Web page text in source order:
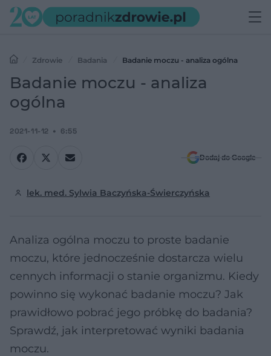
Zdrowie Badania Badanie moczu - analiza ogólna
Badanie moczu - analiza
ogólna
2021-11-12 6:55
Dodaj do Google
lek. med. Sylwia Baczyńska-Świerczyńska
Analiza ogólna moczu to proste badanie
moczu, które jednocześnie dostarcza wielu
cennych informacji o stanie organizmu. Kiedy
powinno się wykonać badanie moczu? Jak
prawidłowo pobrać jego próbkę do badania?
Sprawdź, jak interpretować wyniki badania
moczu.